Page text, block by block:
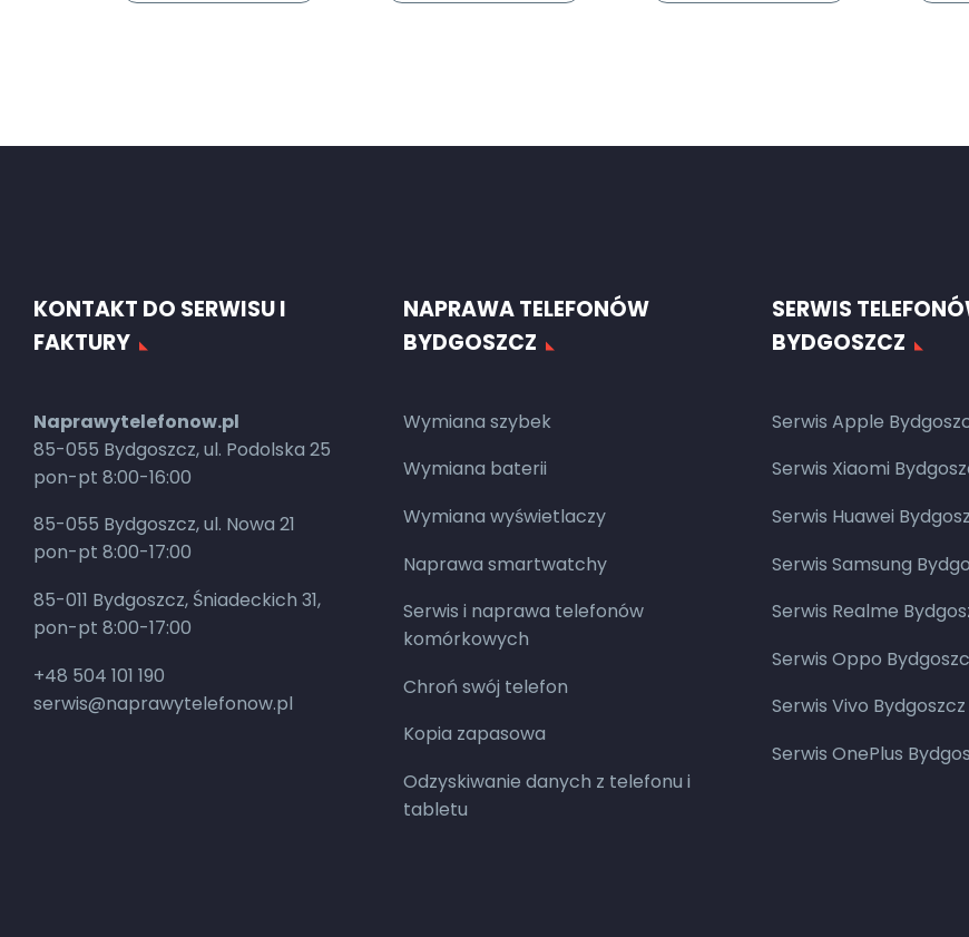
KONTAKT DO SERWISU I
FAKTURY
Naprawytelefonow.pl
85-055 Bydgoszcz, ul. Podolska 25
pon-pt 8:00-16:00
85-055 Bydgoszcz, ul. Nowa 21
pon-pt 8:00-17:00
85-011 Bydgoszcz, Śniadeckich 31,
pon-pt 8:00-17:00
+48 504 101 190
serwis@naprawytelefonow.pl
NAPRAWA TELEFONÓW
BYDGOSZCZ
Wymiana szybek
Wymiana baterii
Wymiana wyświetlaczy
Naprawa smartwatchy
Serwis i naprawa telefonów
komórkowych
Chroń swój telefon
Kopia zapasowa
Odzyskiwanie danych z telefonu i
tabletu
SERWIS
BYDGOSZCZ
Serwis Apple
Serwis Xiaomi
Serwis Huawei
Serwis Samsung
Serwis Realme
Serwis Oppo
Serwis Vivo Bydgoszcz
Serwis OnePlus